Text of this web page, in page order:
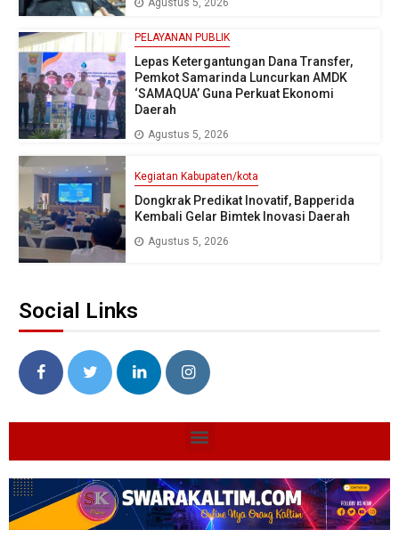
Agustus 5, 2026
PELAYANAN PUBLIK
Lepas Ketergantungan Dana Transfer,
Pemkot Samarinda Luncurkan AMDK
‘SAMAQUA’ Guna Perkuat Ekonomi
Daerah
Agustus 5, 2026
Kegiatan Kabupaten/kota
Dongkrak Predikat Inovatif, Bapperida
Kembali Gelar Bimtek Inovasi Daerah
Agustus 5, 2026
Social Links